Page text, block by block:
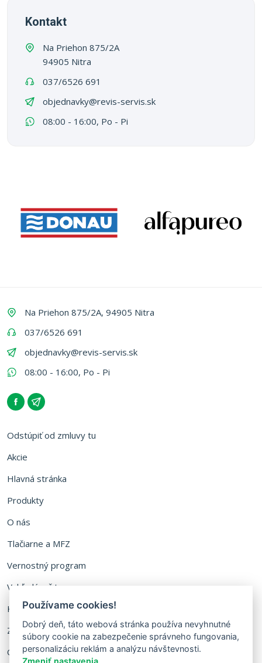
Kontakt
Na Priehon 875/2A
94905 Nitra
037/6526 691
objednavky@revis-servis.sk
08:00 - 16:00, Po - Pi
Na Priehon 875/2A, 94905 Nitra
037/6526 691
objednavky@revis-servis.sk
08:00 - 16:00, Po - Pi
Odstúpiť od zmluvy tu
Akcie
Hlavná stránka
Produkty
O nás
Tlačiarne a MFZ
Vernostný program
Vyhľadávač tonerov
Kontakt
Zálohovanie fliaš
Ochrana osobných údajov
Používame cookies!
Dobrý deň, táto webová stránka používa nevyhnutné
súbory cookie na zabezpečenie správneho fungovania,
personalizáciu reklám a analýzu návštevnosti.
Zmeniť nastavenia